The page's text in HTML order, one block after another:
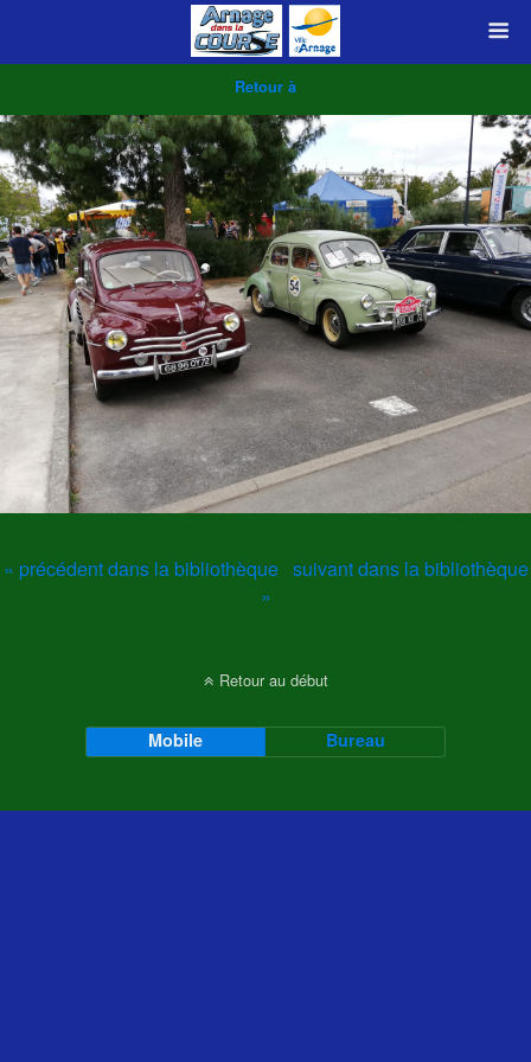
Retour à
« précédent dans la bibliothèque suivant dans la bibliothèque
»
Retour au début
Mobile Bureau